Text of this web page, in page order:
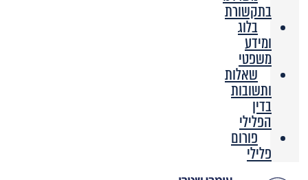
בתקשורת
בלוג
ומידע
משפטי
שאלות
ותשובות
בדין
הפלילי
פורום
פלילי